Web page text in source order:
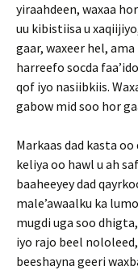
yiraahdeen, waxaa
uu kibistiisa u
gaar, waxeer hel,
harreefo socda
qof iyo nasiibkiis.
gabow mid soo hor
Markaas dad kasta
keliya oo hawl u ah
baaheeyey dad
male’awaalku ka
mugdi uga soo
iyo rajo beel
beeshayna geeri